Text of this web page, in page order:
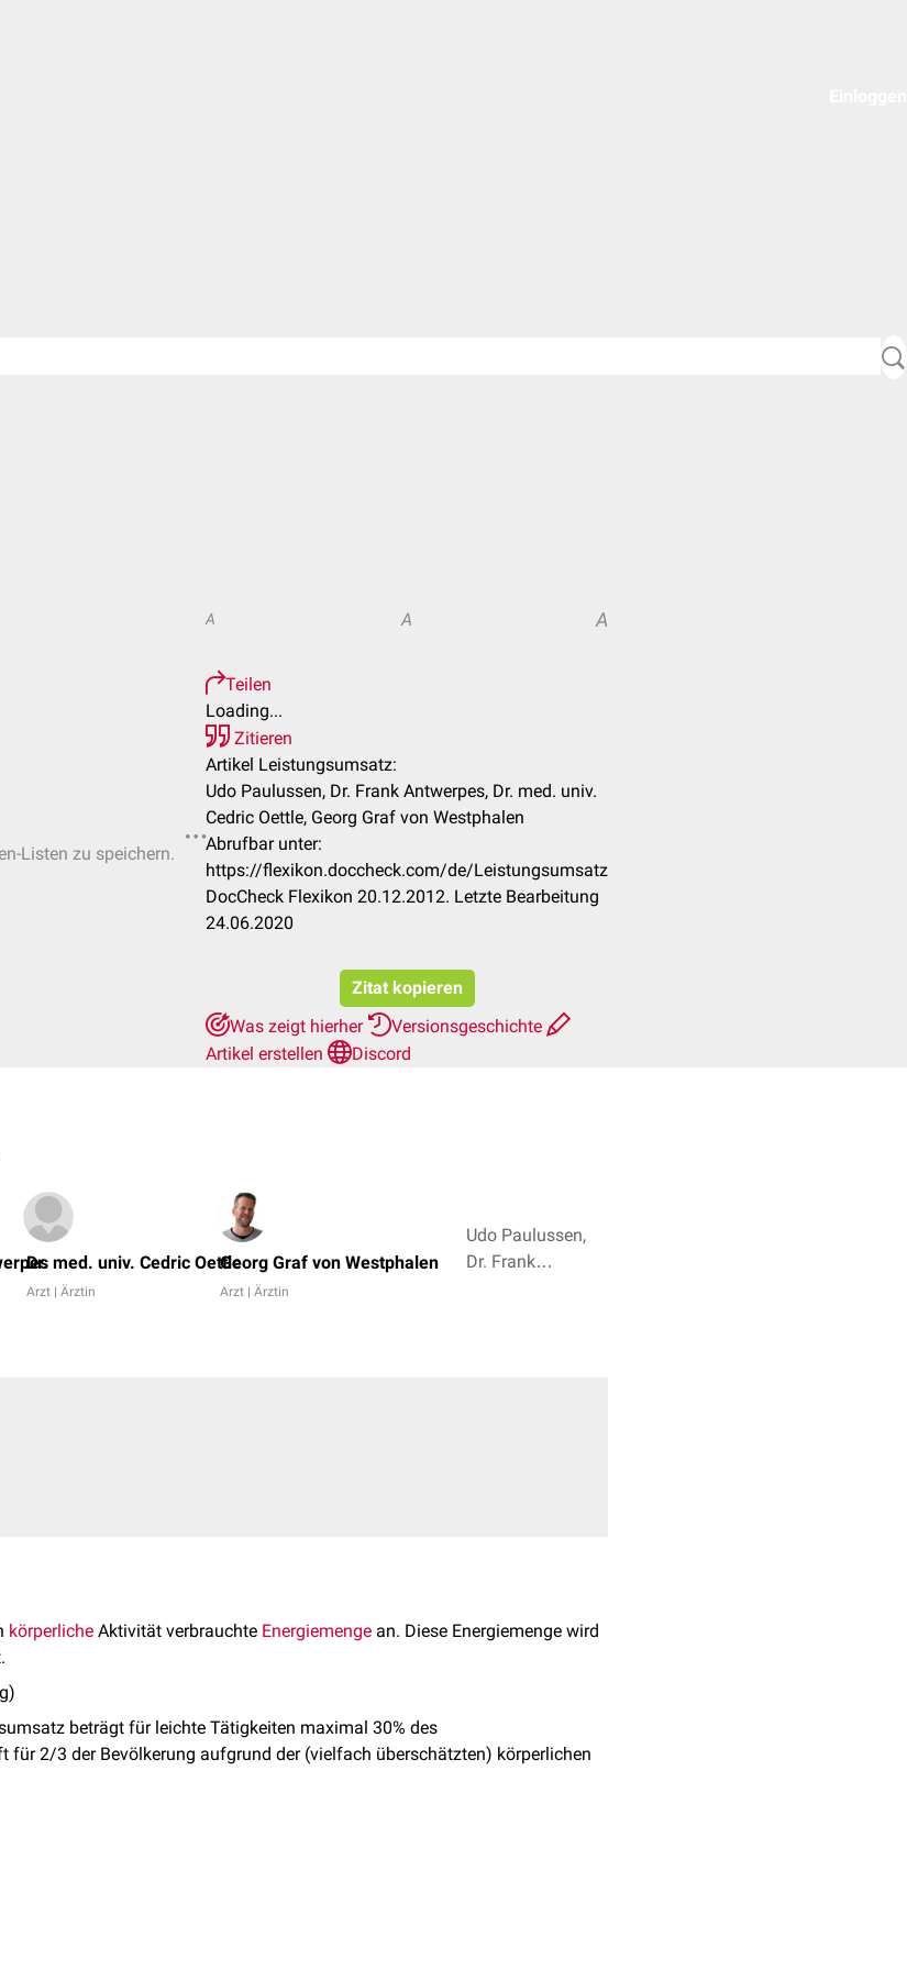
Listen zu speichern.
A A A
Teilen
Loading...
Zitieren
Artikel Leistungsumsatz:
Udo Paulussen, Dr. Frank Antwerpes, Dr. med. univ.
Cedric Oettle, Georg Graf von Westphalen
Abrufbar unter:
https://flexikon.doccheck.com/de/Leistungsumsatz
DocCheck Flexikon 20.12.2012. Letzte Bearbeitung
24.06.2020
Zitat kopieren
Was zeigt hierher
Versionsgeschichte
Artikel erstellen
Discord
Dr. med. univ. Cedric Oettle
Arzt | Ärztin
Georg Graf von Westphalen
Arzt | Ärztin
Udo Paulussen,
Dr. Frank
körperliche Aktivität verbrauchte Energiemenge an. Diese Energiemenge wird
beträgt für leichte Tätigkeiten maximal 30% des
für 2/3 der Bevölkerung aufgrund der (vielfach überschätzten) körperlichen